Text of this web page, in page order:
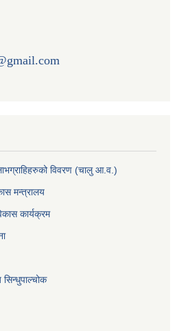
लाभग्राहिहरुको विवरण (चालु आ.व.)
मन्त्रालय
कार्यक्रम
सिन्धुपाल्चोक